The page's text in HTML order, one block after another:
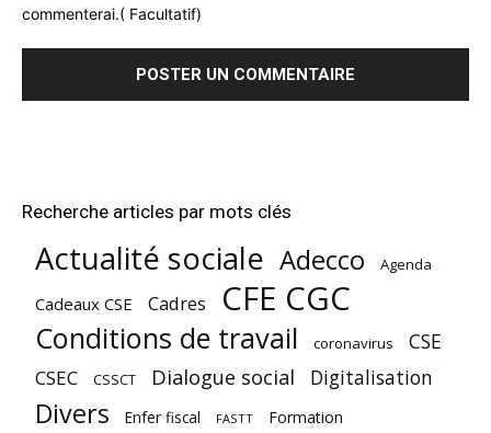
commenterai.( Facultatif)
Recherche articles par mots clés
Actualité sociale Adecco Agenda
Cadeaux CSE Cadres CFE CGC
Conditions de travail coronavirus CSE
CSEC CSSCT Dialogue social Digitalisation
Divers Enfer fiscal FASTT Formation